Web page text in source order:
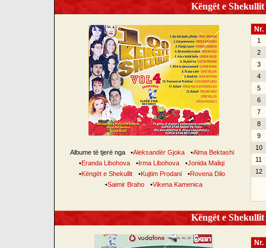
Këngët e
Albume të tjerë nga •Aleksandër Gjoka •Alma Bektashi
•Eranda Libohova •Irma Libohova •Jonida Maliqi
•Këngët e Shekullit •Kujtim Prodani •Rovena Dilo
•Saimir Braho •Vikena Kamenica
Nr.
1
2
3
4
5
6
7
8
9
10
11
12
Këngët e
Nr.